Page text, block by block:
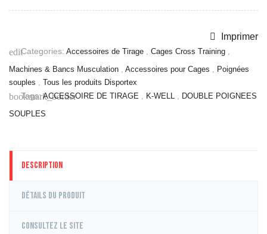
Grimper
Racks,
Supports &
Rangement
Pliométrie
Motricité
Traineau
Equipement
Training
Imprimer
editCategories: Accessoires de Tirage , Cages Cross Training ,
Machines & Bancs Musculation , Accessoires pour Cages , Poignées
souples , Tous les produits Disportex
bookmark_border
Tags: ACCESSOIRE DE TIRAGE , K-WELL , DOUBLE POIGNEES
SOUPLES
Description
Détails du produit
Consultez le site